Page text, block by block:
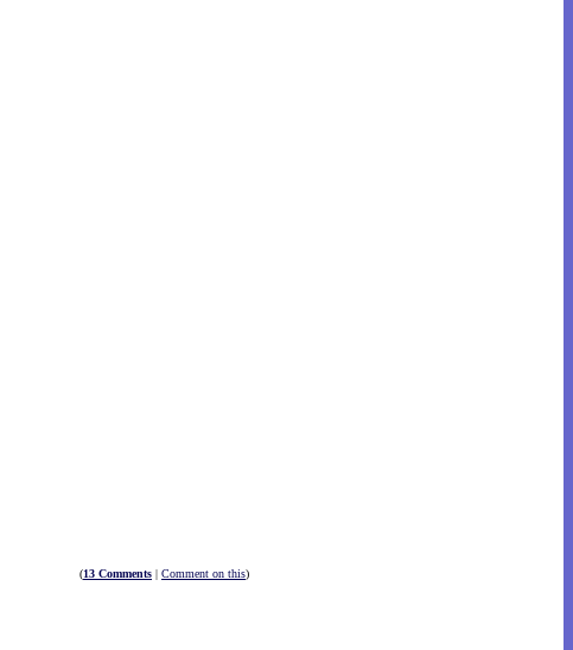
(13 Comments | Comment on this)